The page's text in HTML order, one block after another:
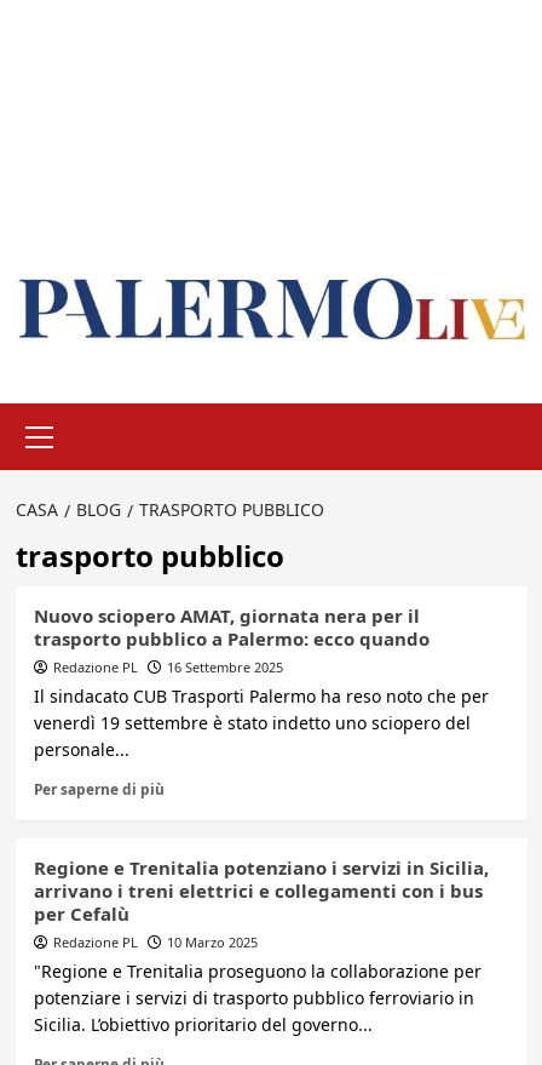
principale
CASA BLOG TRASPORTO PUBBLICO
trasporto pubblico
Nuovo sciopero AMAT, giornata nera per il
trasporto pubblico a Palermo: ecco quando
Redazione PL 16 Settembre 2025
Il sindacato CUB Trasporti Palermo ha reso noto che per
venerdì 19 settembre è stato indetto uno sciopero del
personale...
Per saperne di più
Regione e Trenitalia potenziano i servizi in Sicilia,
arrivano i treni elettrici e collegamenti con i bus
per Cefalù
Redazione PL 10 Marzo 2025
"Regione e Trenitalia proseguono la collaborazione per
potenziare i servizi di trasporto pubblico ferroviario in
Sicilia. L’obiettivo prioritario del governo...